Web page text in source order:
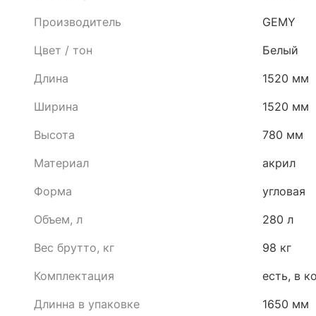
Производитель
GEMY
Цвет / тон
Белый
Длина
1520 мм
Ширина
1520 мм
Высота
780 мм
Материал
акрил
Форма
угловая
Объем, л
280 л
Вес брутто, кг
98 кг
Комплектация
есть, в
Длинна в упаковке
1650 мм